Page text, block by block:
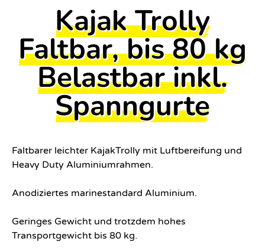
Kajak Trolly
Faltbar, bis 80 kg
Belastbar inkl.
Spanngurte
Faltbarer leichter KajakTrolly mit Luftbereifung und
Heavy Duty Aluminiumrahmen.
Anodiziertes marinestandard Aluminium.
Geringes Gewicht und trotzdem hohes
Transportgewicht bis 80 kg.